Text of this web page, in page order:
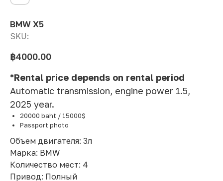
BMW X5
SKU:
฿4000.00
*Rental price depends on rental period
Automatic transmission, engine power 1.5,
2025 year.
20000 baht / 15000$
Passport photo
Объем двигателя: 3л
Марка: BMW
Количество мест: 4
Привод: Полный